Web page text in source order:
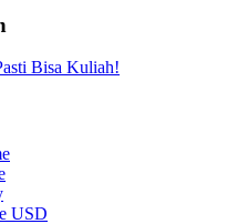
Bisa Kuliah!
USD